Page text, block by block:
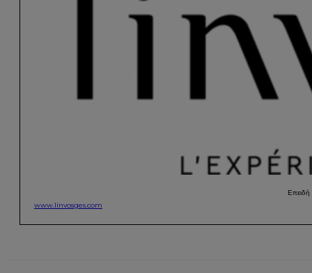
Επειδή
www.linvosges.com